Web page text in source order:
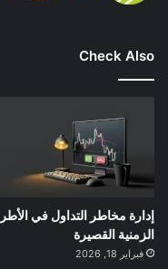
Check Also
إدارة مخاطر التداول في الأطر
الزمنية القصيرة
فبراير 18, 2026